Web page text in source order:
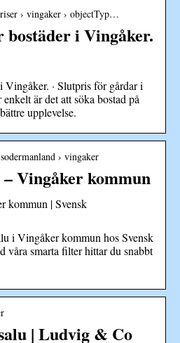
› vingaker › objectTyp…
i Vingåker.
Vingåker. · Slutpris för gårdar i
är det att söka bostad på
upplevelse.
› vingaker
Vingåker kommun
kommun | Svensk
i Vingåker kommun hos Svensk
våra smarta filter hittar du snabbt
| Ludvig & Co